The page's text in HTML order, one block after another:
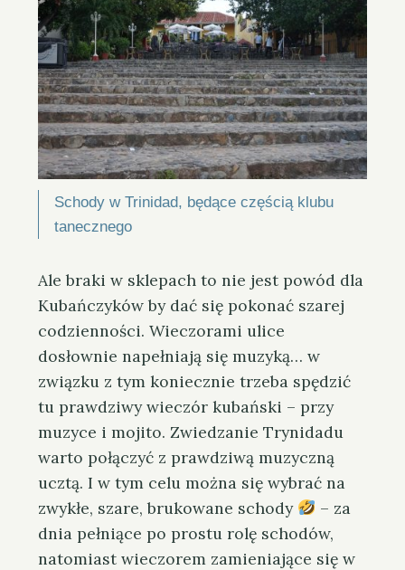
Schody w Trinidad, będące częścią klubu
tanecznego
Ale braki w sklepach to nie jest powód dla
Kubańczyków by dać się pokonać szarej
codzienności. Wieczorami ulice
dosłownie napełniają się muzyką… w
związku z tym koniecznie trzeba spędzić
tu prawdziwy wieczór kubański – przy
muzyce i mojito. Zwiedzanie Trynidadu
warto połączyć z prawdziwą muzyczną
ucztą. I w tym celu można się wybrać na
zwykłe, szare, brukowane schody
– za
dnia pełniące po prostu rolę schodów,
natomiast wieczorem zamieniające się w